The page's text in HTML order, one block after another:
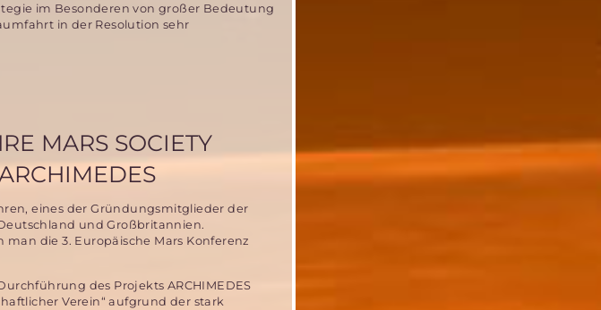
im Besonderen von großer Bedeutung
in der Resolution sehr
MARS SOCIETY
eines der Gründungsmitglieder der
und Großbritannien.
man die 3. Europäische Mars Konferenz
des Projekts ARCHIMEDES
Verein“ aufgrund der stark